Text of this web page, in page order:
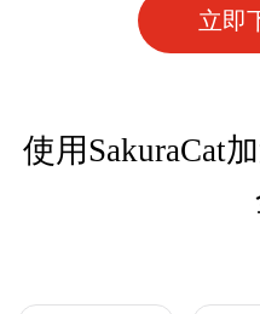
立即
使用SakuraCat